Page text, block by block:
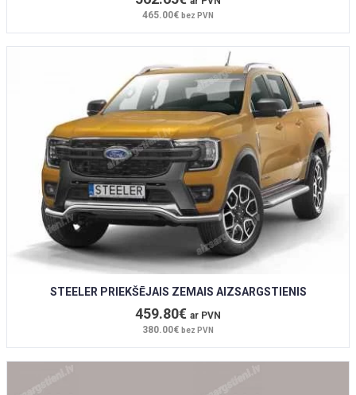
465.00€ bez PVN
STEELER PRIEKŠĒJAIS ZEMAIS AIZSARGSTIENIS
459.80€ ar PVN
380.00€ bez PVN